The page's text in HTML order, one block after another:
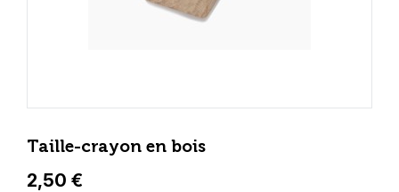
Taille-crayon en bois
2,50 €